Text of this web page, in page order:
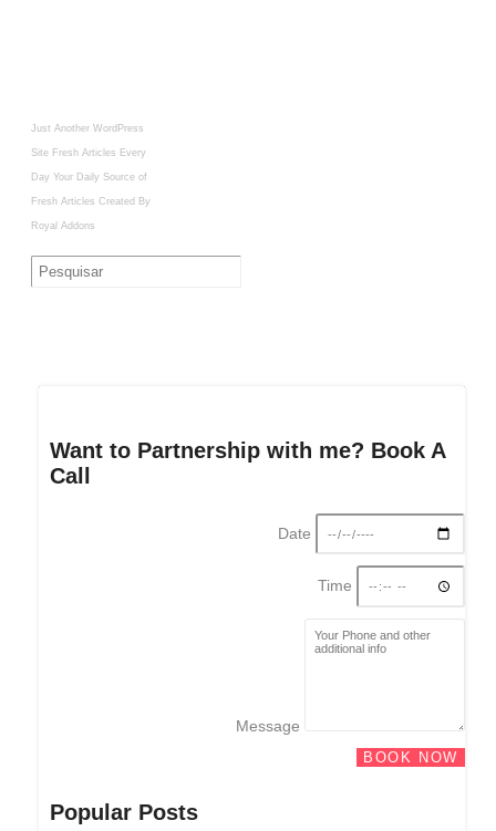
Just Another WordPress
Site Fresh Articles Every
Day Your Daily Source of
Fresh Articles Created By
Royal Addons
Want to Partnership with me? Book A
Call
Date
Time
Message
BOOK NOW
Popular Posts